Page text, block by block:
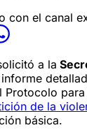
con el canal
a la
informe
Protocolo
de la
básica.